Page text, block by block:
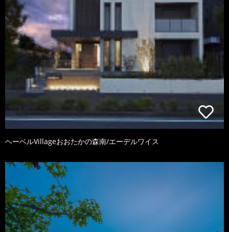
ヘーベルVillageおおたかの森南/エーデルワイス